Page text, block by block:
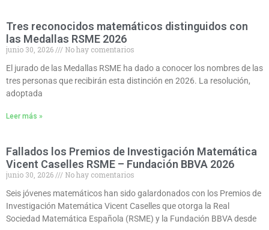
Tres reconocidos matemáticos distinguidos con
las Medallas RSME 2026
junio 30, 2026
No hay comentarios
El jurado de las Medallas RSME ha dado a conocer los nombres de las
tres personas que recibirán esta distinción en 2026. La resolución,
adoptada
Leer más »
Fallados los Premios de Investigación Matemática
Vicent Caselles RSME – Fundación BBVA 2026
junio 30, 2026
No hay comentarios
Seis jóvenes matemáticos han sido galardonados con los Premios de
Investigación Matemática Vicent Caselles que otorga la Real
Sociedad Matemática Española (RSME) y la Fundación BBVA desde